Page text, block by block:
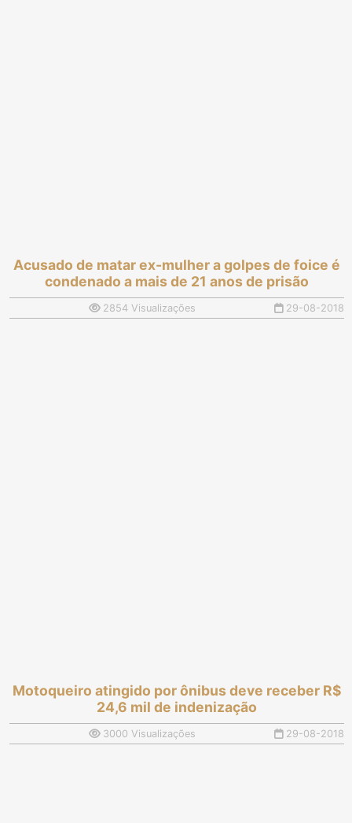
Acusado de matar ex-mulher a golpes de foice é
condenado a mais de 21 anos de prisão
2854 Visualizações 29-08-2018
Motoqueiro atingido por ônibus deve receber R$
24,6 mil de indenização
3000 Visualizações 29-08-2018